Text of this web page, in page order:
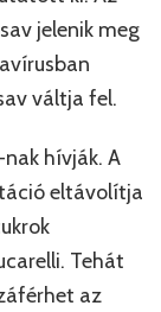
jelenik meg
váltja fel.
hívják. A
eltávolítja
Tehát
az